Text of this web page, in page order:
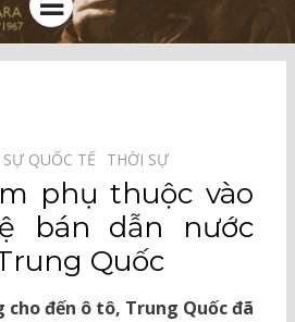
Menu
QUỐC TẾ⠀ THỜI SỰ⠀
phụ thuộc vào
bán dẫn nước
Quốc
đến ô tô, Trung Quốc đã